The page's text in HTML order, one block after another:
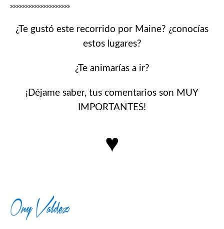
»»»»»»»»»»»»»»»»»»»»
¿Te gustó este recorrido por Maine? ¿conocías
estos lugares?
¿Te animarías a ir?
¡Déjame saber, tus comentarios son MUY
IMPORTANTES!
♥